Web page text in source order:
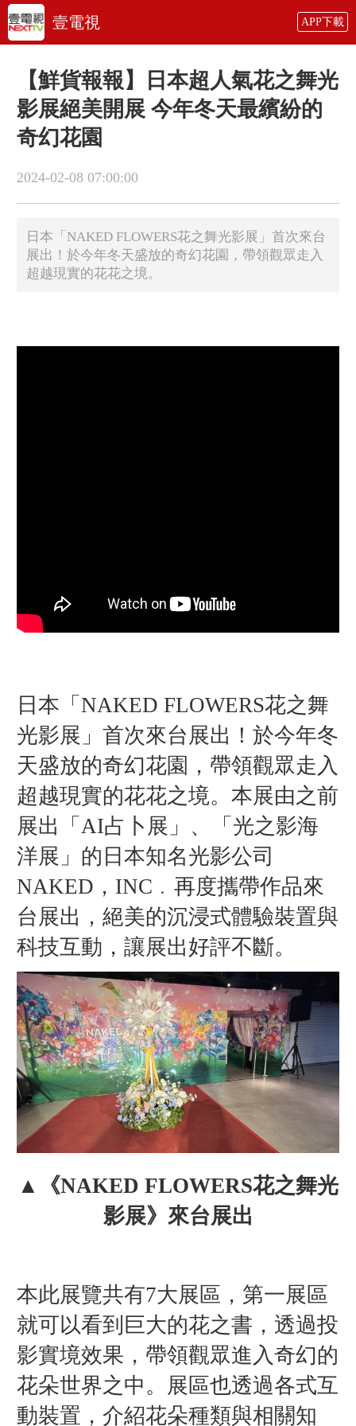
壹電視 APP下載
【鮮貨報報】日本超人氣花之舞光
影展絕美開展 今年冬天最繽紛的
奇幻花園
2024-02-08 07:00:00
日本「NAKED FLOWERS花之舞光影展」首次來台
展出！於今年冬天盛放的奇幻花園，帶領觀眾走入
超越現實的花花之境。
日本「NAKED FLOWERS花之舞
光影展」首次來台展出！於今年冬
天盛放的奇幻花園，帶領觀眾走入
超越現實的花花之境。 本展由之前
展出「AI占卜展」、「光之影海
洋展」的日本知名光影公司
NAKED，INC﹒再度攜帶作品來
台展出，絕美的沉浸式體驗裝置與
科技互動，讓展出好評不斷。
▲《NAKED FLOWERS花之舞光
影展》來台展出
本此展覽共有7大展區，第一展區
就可以看到巨大的花之書，透過投
影實境效果，帶領觀眾進入奇幻的
花朵世界之中。
展區也透過各式互
動裝置，介紹花朵種類與相關知